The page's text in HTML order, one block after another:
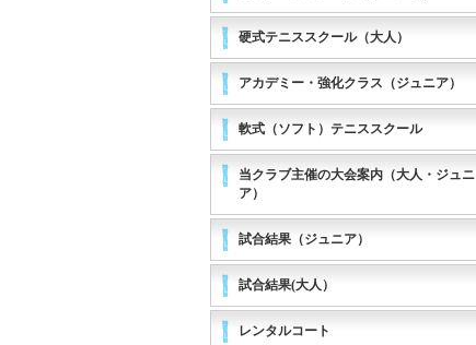
硬式テニススクール（大人）
アカデミー・強化クラス（ジュニア）
軟式（ソフト）テニススクール
当クラブ主催の大会案内（大人・ジュニ
ア）
試合結果（ジュニア）
試合結果(大人）
レンタルコート